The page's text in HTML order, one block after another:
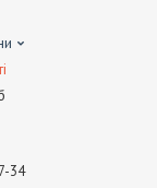
34